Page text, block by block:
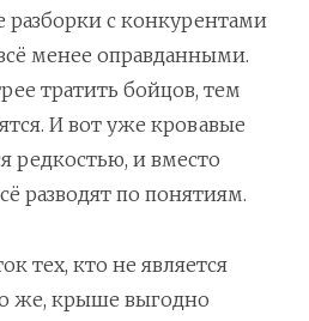
разборки с конкурентами
менее оправданными.
тратить бойцов, тем
И вот уже кровавые
редкостью, и вместо
разводят по понятиям.
тех, кто не является
же, крыше выгодно